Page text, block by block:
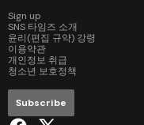
Sign up
SNS 타임즈 소개
윤리(편집 규약) 강령
이용약관
개인정보 취급
청소년 보호정책
Subscribe